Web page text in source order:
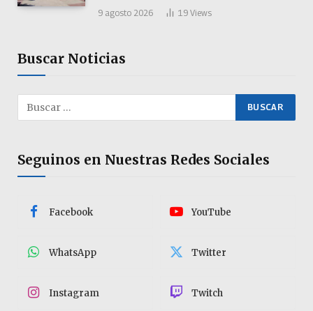
9 agosto 2026 19 Views
Buscar Noticias
Seguinos en Nuestras Redes Sociales
Facebook YouTube
WhatsApp Twitter
Instagram Twitch